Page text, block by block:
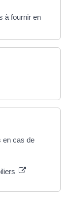
à fournir en
en cas de